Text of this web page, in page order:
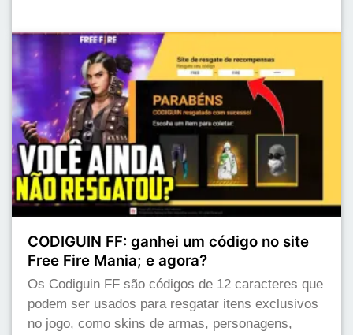
CODIGUIN FF: ganhei um código no site
Free Fire Mania; e agora?
Os Codiguin FF são códigos de 12 caracteres que
podem ser usados para resgatar itens exclusivos
no jogo, como skins de armas, personagens,